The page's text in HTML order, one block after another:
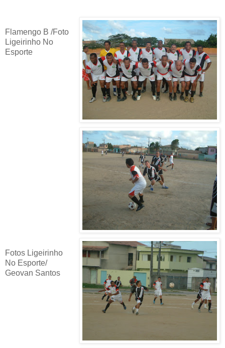
Flamengo B /Foto
Ligeirinho No
Esporte
Fotos Ligeirinho
No Esporte/
Geovan Santos